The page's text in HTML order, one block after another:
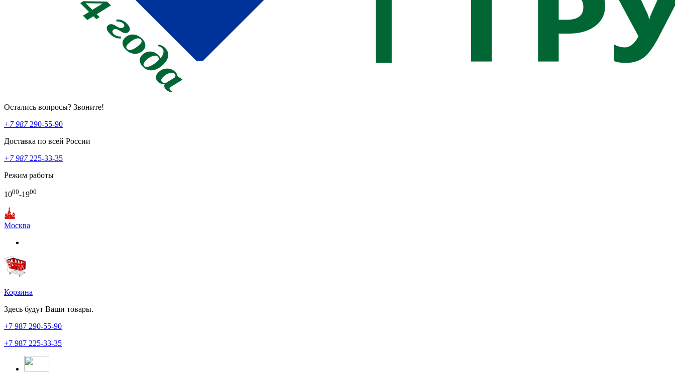
Остались вопросы? Звоните!
+7 987290-55-90
Доставка по всей России
+7 987225-33-35
Режим работы
1000-1900
Москва
Корзина
Здесь будут Ваши товары.
+7 987 290-55-90
+7 987 225-33-35